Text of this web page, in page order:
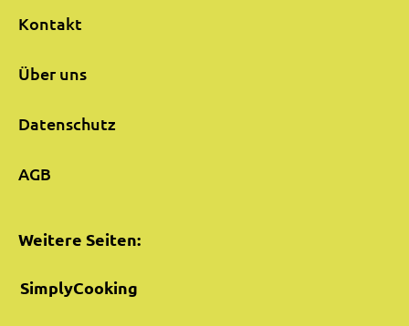
Kontakt
Über uns
Datenschutz
AGB
Weitere Seiten:
SimplyCooking